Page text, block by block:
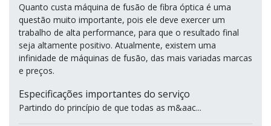
Quanto custa máquina de fusão de fibra óptica é uma
questão muito importante, pois ele deve exercer um
trabalho de alta performance, para que o resultado final
seja altamente positivo. Atualmente, existem uma
infinidade de máquinas de fusão, das mais variadas marcas
e preços.
Especificações importantes do serviço
Partindo do princípio de que todas as m&aac...